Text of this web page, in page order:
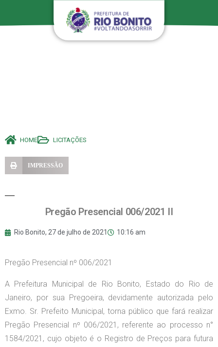
HOME LICITAÇÕES
IMPRESSÃO
Pregão Presencial 006/2021 II
Rio Bonito, 27 de julho de 2021 10:16 am
Pregão Presencial nº 006/2021
A Prefeitura Municipal de Rio Bonito, Estado do Rio de
Janeiro, por sua Pregoeira, devidamente autorizada pelo
Exmo. Sr. Prefeito Municipal, torna público que fará realizar
Pregão Presencial nº 006/2021, referente ao processo n°
1584/2021, cujo objeto é o Registro de Preços para futura